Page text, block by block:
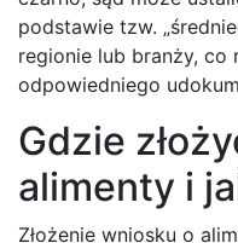
podstawie tzw.
regionie lub branży, co
odpowiedniego
Gdzie
alimenty i
Złożenie wniosku o